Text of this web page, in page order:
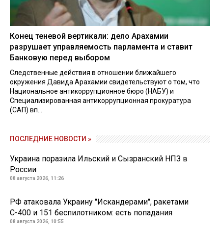
Конец теневой вертикали: дело Арахамии
разрушает управляемость парламента и ставит
Банковую перед выбором
Следственные действия в отношении ближайшего
окружения Давида Арахамии свидетельствуют о том, что
Национальное антикоррупционное бюро (НАБУ) и
Специализированная антикоррупционная прокуратура
(САП) вп...
ПОСЛЕДНИЕ НОВОСТИ »
Украина поразила Ильский и Сызранский НПЗ в
России
08 августа 2026, 11:26
РФ атаковала Украину "Искандерами", ракетами
С-400 и 151 беспилотником: есть попадания
08 августа 2026, 10:55